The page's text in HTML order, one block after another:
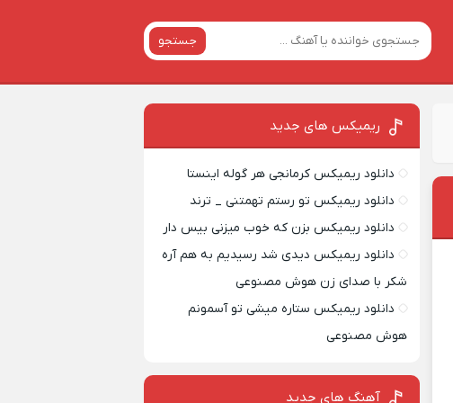
جستجو
ریمیکس‌ های جدید
دانلود ریمیکس کرمانجی هر گوله اینستا
دانلود ریمیکس تو رستم تهمتنی _ ترند
دانلود ریمیکس بزن که خوب میزنی بیس دار
دانلود ریمیکس دیدی شد رسیدیم به هم آره
شکر با صدای زن هوش مصنوعی
دانلود ریمیکس ستاره میشی تو آسمونم
هوش مصنوعی
آهنگ های جدید